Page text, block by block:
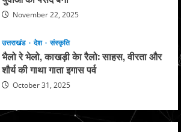
November 22, 2025
उत्तराखंड देश संस्कृति
भैलो रे भेलो, काखड़ी केा रैलो: साहस, वीरता और
शौर्य की गाथा गाता इगास पर्व
October 31, 2025